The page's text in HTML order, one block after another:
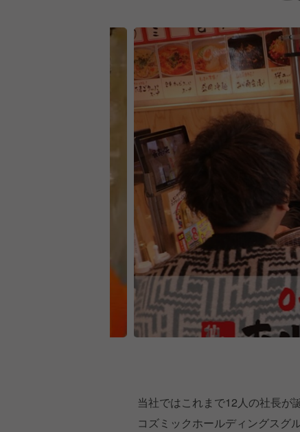
当社ではこれまで12人の社長が
コズミックホールディングスグ